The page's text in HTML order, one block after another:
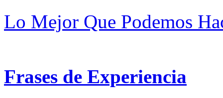
Lo Mejor Que Podemos
Frases de Experiencia